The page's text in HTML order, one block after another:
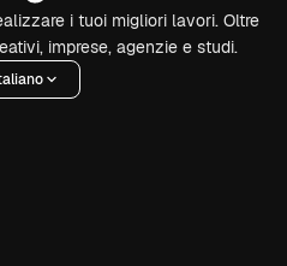
i tuoi migliori lavori. Oltre
imprese, agenzie e studi.